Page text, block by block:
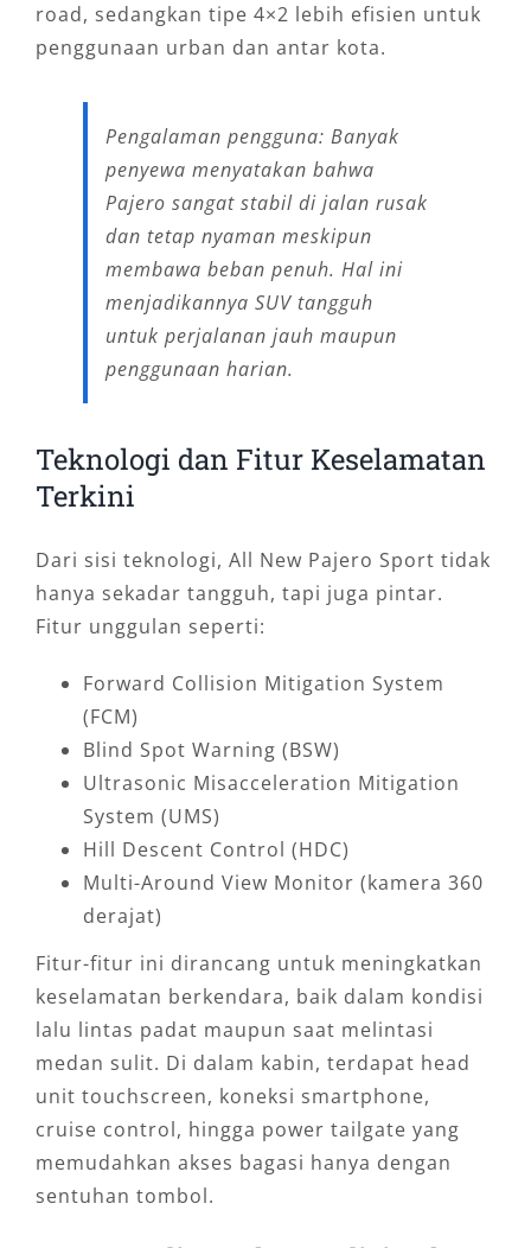
road, sedangkan tipe 4×2 lebih efisien untuk
penggunaan urban dan antar kota.
Pengalaman pengguna: Banyak
penyewa menyatakan bahwa
Pajero sangat stabil di jalan rusak
dan tetap nyaman meskipun
membawa beban penuh. Hal ini
menjadikannya SUV tangguh
untuk perjalanan jauh maupun
penggunaan harian.
Teknologi dan Fitur Keselamatan
Terkini
Dari sisi teknologi, All New Pajero Sport tidak
hanya sekadar tangguh, tapi juga pintar.
Fitur unggulan seperti:
Forward Collision Mitigation System
(FCM)
Blind Spot Warning (BSW)
Ultrasonic Misacceleration Mitigation
System (UMS)
Hill Descent Control (HDC)
Multi-Around View Monitor (kamera 360
derajat)
Fitur-fitur ini dirancang untuk meningkatkan
keselamatan berkendara, baik dalam kondisi
lalu lintas padat maupun saat melintasi
medan sulit. Di dalam kabin, terdapat head
unit touchscreen, koneksi smartphone,
cruise control, hingga power tailgate yang
memudahkan akses bagasi hanya dengan
sentuhan tombol.